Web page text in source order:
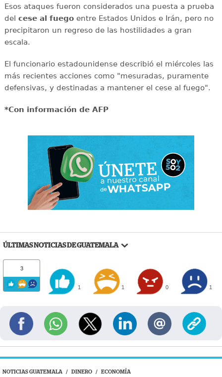
Esos ataques fueron considerados una puesta a prueba
del cese al fuegoentre Estados Unidos e Irán, pero no
precipitaron un regreso de las hostilidades a gran
escala.
El funcionario estadounidense describió el miércoles las
más recientes acciones como "mesuradas, puramente
defensivas, y destinadas a mantener el cese al fuego".
*Con información de AFP
ÚLTIMAS NOTICIAS DE GUATEMALA
3
1 1 0 1
NOTICIAS GUATEMALA / DINERO / ECONOMÍA